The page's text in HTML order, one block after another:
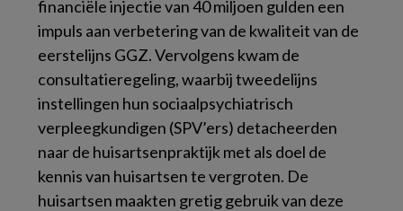
financiële injectie van 40 miljoen gulden een
impuls aan verbetering van de kwaliteit van de
eerstelijns GGZ. Vervolgens kwam de
consultatieregeling, waarbij tweedelijns
instellingen hun sociaalpsychiatrisch
verpleegkundigen (SPV’ers) detacheerden
naar de huisartsenpraktijk met als doel de
kennis van huisartsen te vergroten. De
huisartsen maakten gretig gebruik van deze